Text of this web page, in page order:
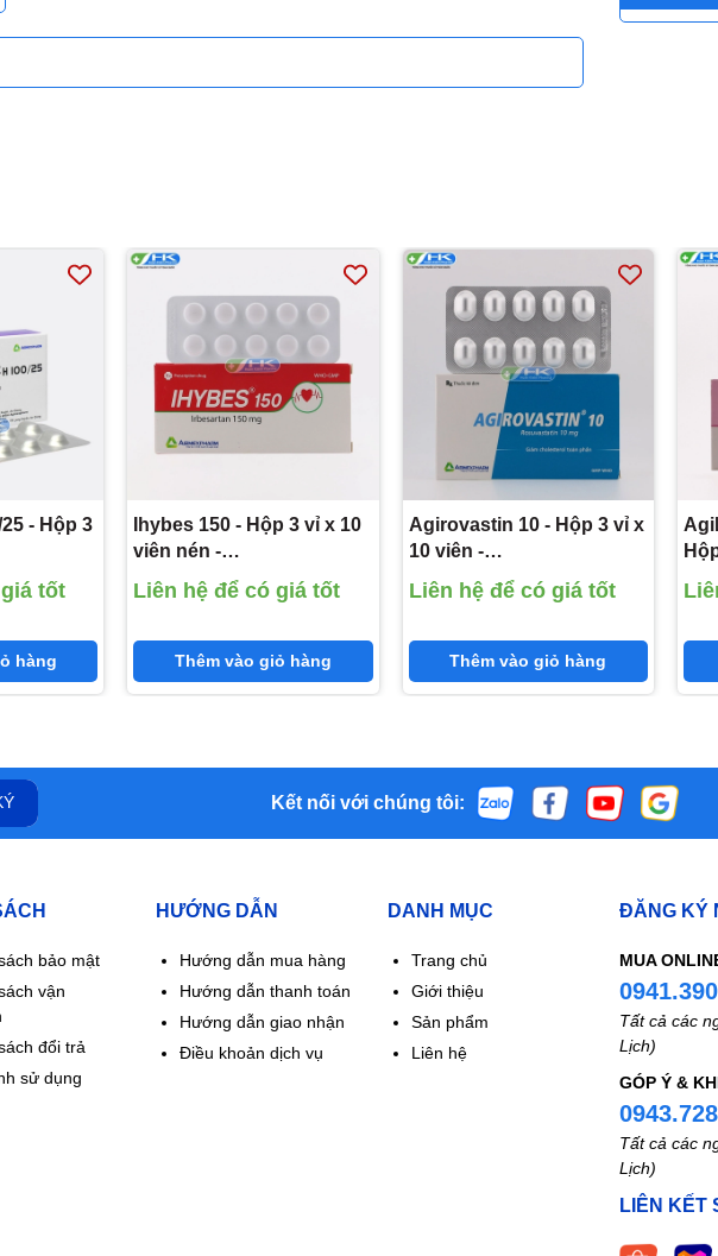
- Hộp 3
tốt
hàng
Ihybes 150 - Hộp 3 vỉ x 10
viên nén -
Agimexpharm(Irbesartan
150mg)
Liên hệ để có giá tốt
Thêm vào giỏ hàng
Agirovastin 10 - Hộp 3 vỉ x
10 viên -
Agimexpharm(Rosuvastatin
10 mg)
Liên hệ để có giá tốt
Thêm vào giỏ hàng
kali
Kết nối với chúng tôi:
bảo mật
vận
đổi trả
sử dụng
HƯỚNG DẪN
Hướng dẫn mua hàng
Hướng dẫn thanh toán
Hướng dẫn giao nhận
Điều khoản dịch vụ
DANH MỤC
Trang chủ
Giới thiệu
Sản phẩm
Liên hệ
ĐĂNG KÝ
MUA
Tất cả các
Lịch)
GÓP Ý &
Tất cả các
Lịch)
LIÊN KẾT